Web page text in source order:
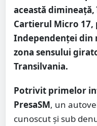
această
Cartierul Micro 17,
Independenței din
zona sensului
Transilvania.
Potrivit primelor
PresaSM, un
cunoscut și sub